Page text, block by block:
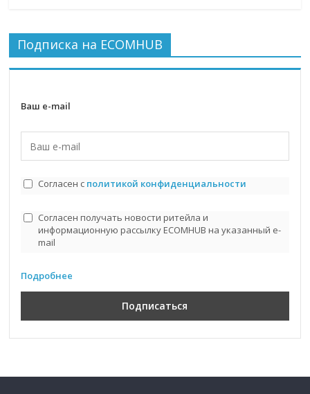
Подписка на ECOMHUB
Ваш e-mail
Согласен с политикой конфиденциальности
Согласен получать новости ритейла и
информационную рассылку ECOMHUB на указанный e-
mail
Подробнее